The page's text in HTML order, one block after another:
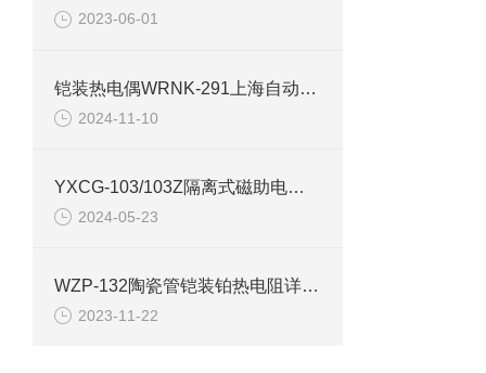
2023-06-01
铠装热电偶WRNK-291上海自动化仪表三厂
2024-11-10
YXCG-103/103Z隔离式磁助电接点压力表产品介绍
2024-05-23
WZP-132陶瓷管铠装铂热电阻详细介绍
2023-11-22